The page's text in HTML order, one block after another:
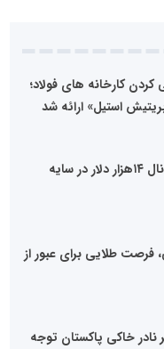
کارخانه های فولاد؛
استیل» ارائه شد
بازگشت مس به کانال ۱۴هزار دلار در سایه
طلایی برای عبور از
خاکی پاکستان توجه